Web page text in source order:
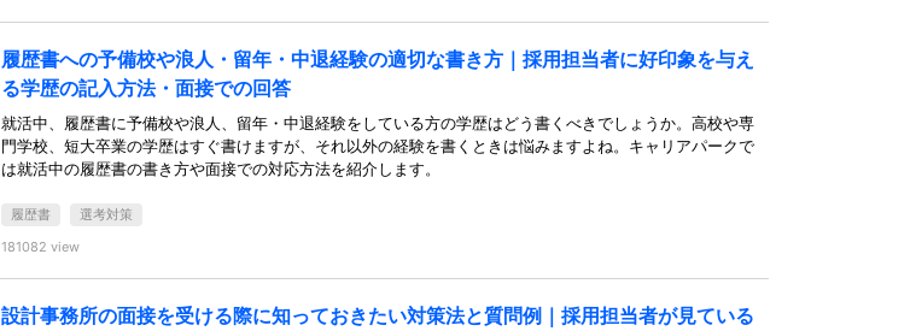
履歴書への予備校や浪人・留年・中退経験の適切な書き方｜採用担当者に好印象を与え
る学歴の記入方法・面接での回答
就活中、履歴書に予備校や浪人、留年・中退経験をしている方の学歴はどう書くべきでしょうか。高校や専
門学校、短大卒業の学歴はすぐ書けますが、それ以外の経験を書くときは悩みますよね。キャリアパークで
は就活中の履歴書の書き方や面接での対応方法を紹介します。
履歴書
選考対策
181082 view
設計事務所の面接を受ける際に知っておきたい対策法と質問例｜採用担当者が見ている